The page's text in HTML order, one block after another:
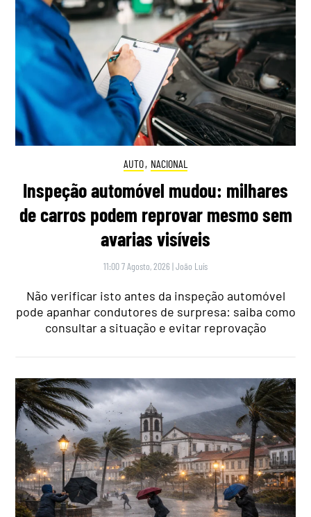
AUTO, NACIONAL
Inspeção automóvel mudou: milhares
de carros podem reprovar mesmo sem
avarias visíveis
11:00 7 Agosto, 2026 |João Luís
Não verificar isto antes da inspeção automóvel
pode apanhar condutores de surpresa: saiba como
consultar a situação e evitar reprovação